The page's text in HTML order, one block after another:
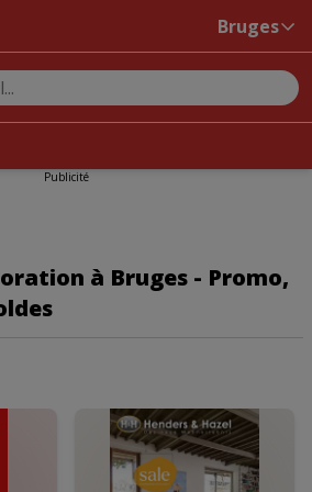
Bruges
Publicité
à Bruges - Promo,